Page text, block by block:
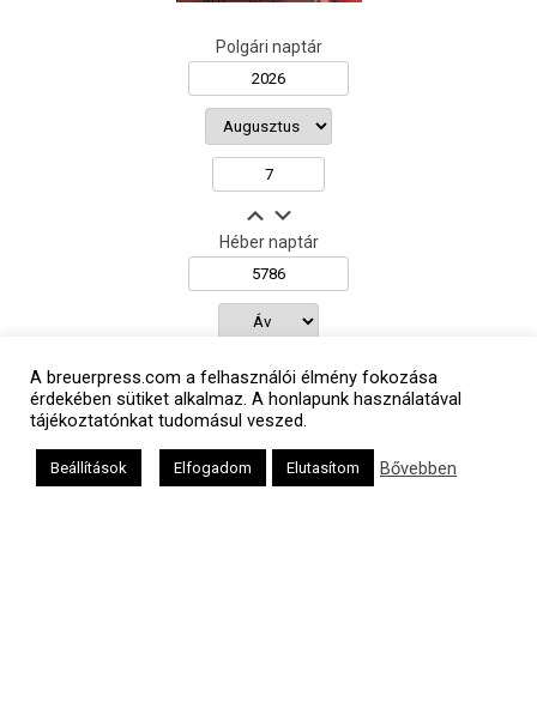
Polgári naptár
Héber naptár
Oldalunkat a Mazsök támogatja
A breuerpress.com a felhasználói élmény fokozása
érdekében sütiket alkalmaz. A honlapunk használatával
tájékoztatónkat tudomásul veszed.
Beállítások Elfogadom Elutasítom Bővebben